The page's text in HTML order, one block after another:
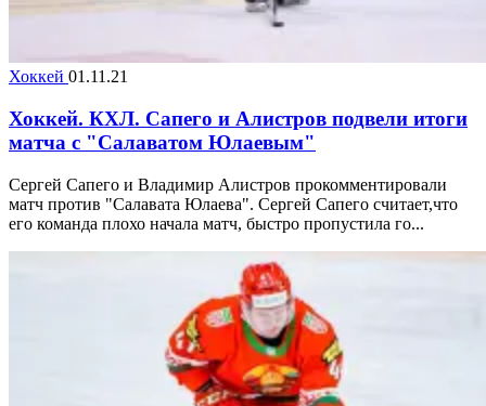
Хоккей 01.11.21
Хоккей. КХЛ. Сапего и Алистров подвели итоги
матча с "Салаватом Юлаевым"
Сергей Сапего и Владимир Алистров прокомментировали
матч против "Салавата Юлаева". Сергей Сапего считает,что
его команда плохо начала матч, быстро пропустила го...